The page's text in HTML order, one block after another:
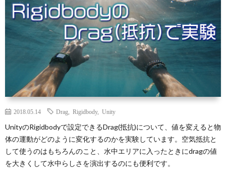
2018.05.14 Drag Rigidbody, Unity
UnityのRigidbodyで設定できるDrag(抵抗)について、値を変えると物
体の運動がどのように変化するのかを実験しています。空気抵抗と
して使うのはもちろんのこと、水中エリアに入ったときにdragの値
を大きくして水中らしさを演出するのにも便利です。